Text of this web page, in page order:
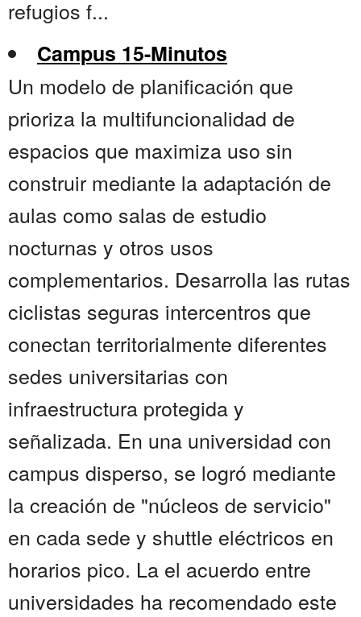
refugios f...
Campus 15-Minutos
Un modelo de planificación que
prioriza la multifuncionalidad de
espacios que maximiza uso sin
construir mediante la adaptación de
aulas como salas de estudio
nocturnas y otros usos
complementarios. Desarrolla las rutas
ciclistas seguras intercentros que
conectan territorialmente diferentes
sedes universitarias con
infraestructura protegida y
señalizada. En una universidad con
campus disperso, se logró mediante
la creación de "núcleos de servicio"
en cada sede y shuttle eléctricos en
horarios pico. La el acuerdo entre
universidades ha recomendado este